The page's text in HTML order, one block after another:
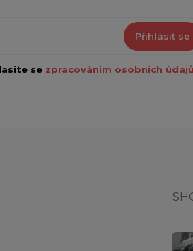
Přihlásit se
se zpracováním osobních